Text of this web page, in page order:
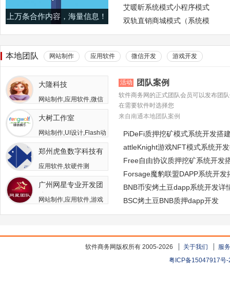
上万条合作内容，海量信息！
艾暖昕系统模式小程序模式
双轨直销商城模式（系统模
本地团队 网站制作 应用软件 微信开发 游戏开发
大隆科技
网站制作,应用软件,微信
开发,游戏开发,APP开发,
软件二次开发
大树工作室
网站制作,UI设计,Flash动
画,游戏开发,APP开发,广
告包装设计
郑州虎鱼数字科技有
限公司
应用软件,软硬件测
试,APP开发,人员外包,其
他开发与服务
广州网星专业开发团
队
网站制作,应用软件,游戏
活动 团队案例
软件商务网的正式团队会员可以发布团
在需要软件时选择您
来自南通本地团队案例
PiDeFi质押挖矿模式系统开发搭
attleKnight游戏NFT模式系统开
Free自由协议质押挖矿系统开发
Forsage魔豹联盟DAPP系统开发
BNB币安烤土豆dapp系统开发详
BSC烤土豆BNB质押dapp开发
软件商务网版权所有 2005-2026 关于我们
服
粤ICP备15047917号-